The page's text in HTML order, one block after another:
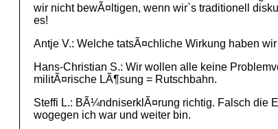
wir nicht bewÃ¤ltigen, wenn wir`s traditionell
es!
Antje V.: Welche tatsÃ¤chliche Wirkung haben
Hans-Christian S.: Wir wollen alle keine
militÃ¤rische LÃ¶sung = Rutschbahn.
Steffi L.: BÃ¼ndniserklÃ¤rung richtig. Falsch die
wogegen ich war und weiter bin.